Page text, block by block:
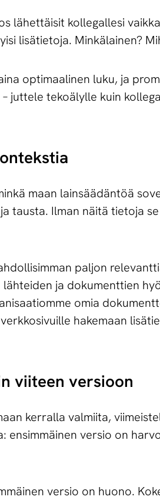
lähettäisit kollegallesi
lisätietoja. Minkälainen?
optimaalinen luku, ja
juttele tekoälylle kuin
maan lainsäädäntöä
tausta. Ilman näitä tietoja
paljon
ja dokumenttien
omia
hakemaan
viiteen versioon
kerralla valmiita,
ensimmäinen versio on
versio on huono.